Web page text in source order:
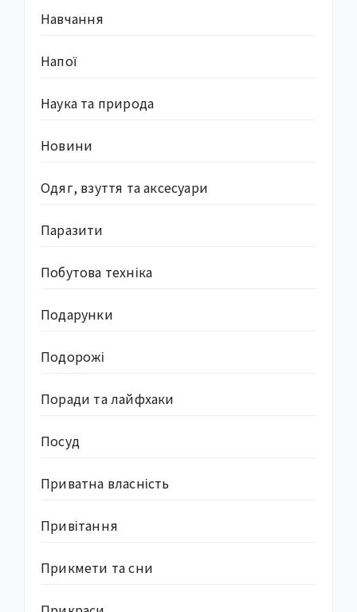
Навчання
Напої
Наука та природа
Новини
Одяг, взуття та аксесуари
Паразити
Побутова техніка
Подарунки
Подорожі
Поради та лайфхаки
Посуд
Приватна власність
Привітання
Прикмети та сни